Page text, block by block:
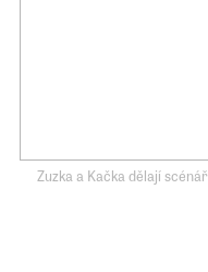
Zuzka a Kačka dělají scénář